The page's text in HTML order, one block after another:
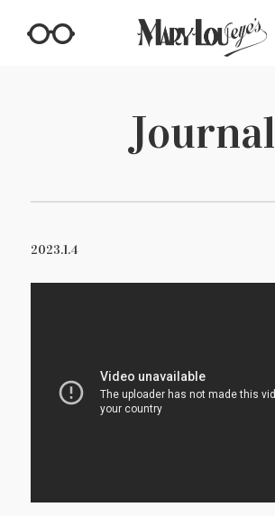
Journal
2023.1.4